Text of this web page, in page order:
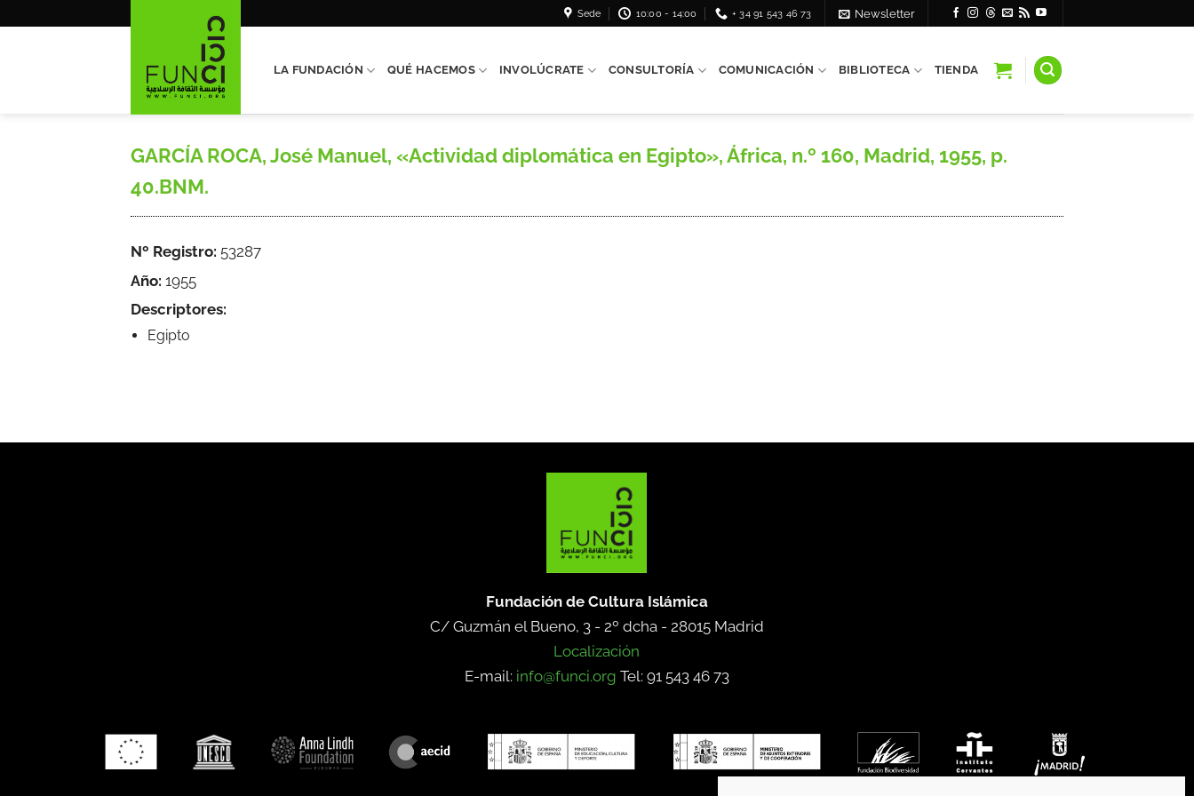
Sede 10:00 - 14:00 + 34 91 543 46 73 Newsletter
LA FUNDACIÓN QUÉ HACEMOS INVOLÚCRATE CONSULTORÍA COMUNICACIÓN BIBLIOTECA TIENDA
GARCÍA ROCA, José Manuel, «Actividad diplomática en Egipto», África, n.º 160, Madrid, 1955, p.
40.BNM.
Nº Registro: 53287
Año: 1955
Descriptores:
Egipto
Fundación de Cultura Islámica
C/ Guzmán el Bueno, 3 - 2º dcha - 28015 Madrid
Localización
E-mail: info@funci.org Tel: 91 543 46 73